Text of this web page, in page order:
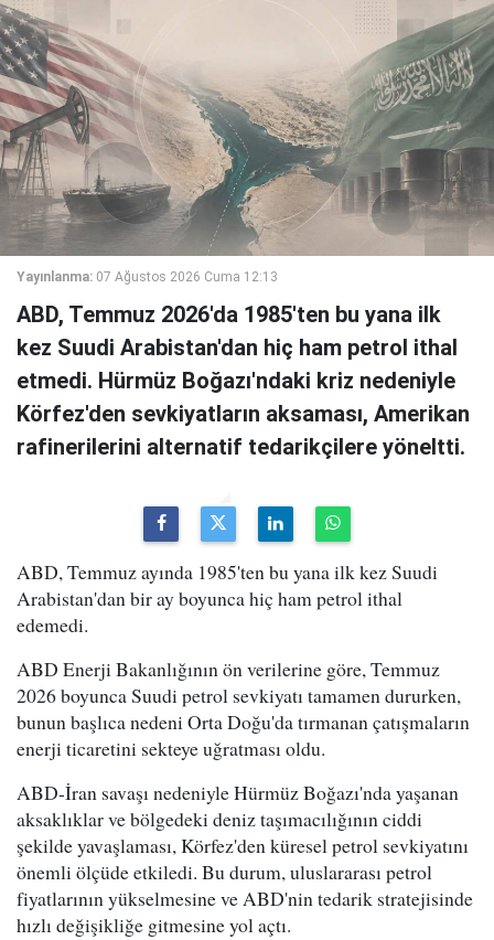
Yayınlanma: 07 Ağustos 2026 Cuma 12:13
ABD, Temmuz 2026'da 1985'ten bu yana ilk
kez Suudi Arabistan'dan hiç ham petrol ithal
etmedi. Hürmüz Boğazı'ndaki kriz nedeniyle
Körfez'den sevkiyatların aksaması, Amerikan
rafinerilerini alternatif tedarikçilere yöneltti.
ABD, Temmuz ayında 1985'ten bu yana ilk kez Suudi
Arabistan'dan bir ay boyunca hiç ham petrol ithal
edemedi.
ABD Enerji Bakanlığının ön verilerine göre, Temmuz
2026 boyunca Suudi petrol sevkiyatı tamamen dururken,
bunun başlıca nedeni Orta Doğu'da tırmanan çatışmaların
enerji ticaretini sekteye uğratması oldu.
ABD-İran savaşı nedeniyle Hürmüz Boğazı'nda yaşanan
aksaklıklar ve bölgedeki deniz taşımacılığının ciddi
şekilde yavaşlaması, Körfez'den küresel petrol sevkiyatını
önemli ölçüde etkiledi. Bu durum, uluslararası petrol
fiyatlarının yükselmesine ve ABD'nin tedarik stratejisinde
hızlı değişikliğe gitmesine yol açtı.